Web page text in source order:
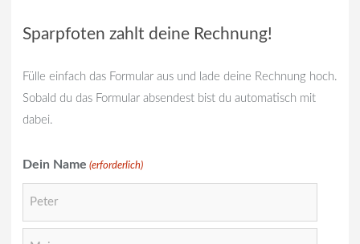
Sparpfoten zahlt deine Rechnung!
Fülle einfach das Formular aus und lade deine Rechnung hoch.
Sobald du das Formular absendest bist du automatisch mit
dabei.
Dein Name (erforderlich)